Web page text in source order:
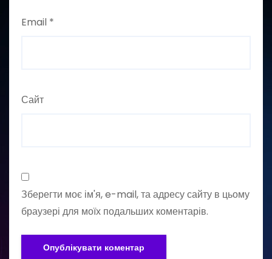
Email *
Сайт
Зберегти моє ім'я, e-mail, та адресу сайту в цьому
браузері для моїх подальших коментарів.